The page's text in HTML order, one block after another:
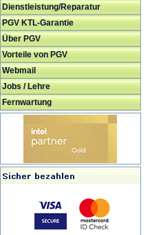
Dienstleistung/Reparatur
PGV KTL-Garantie
Über PGV
Vorteile von PGV
Webmail
Jobs / Lehre
Fernwartung